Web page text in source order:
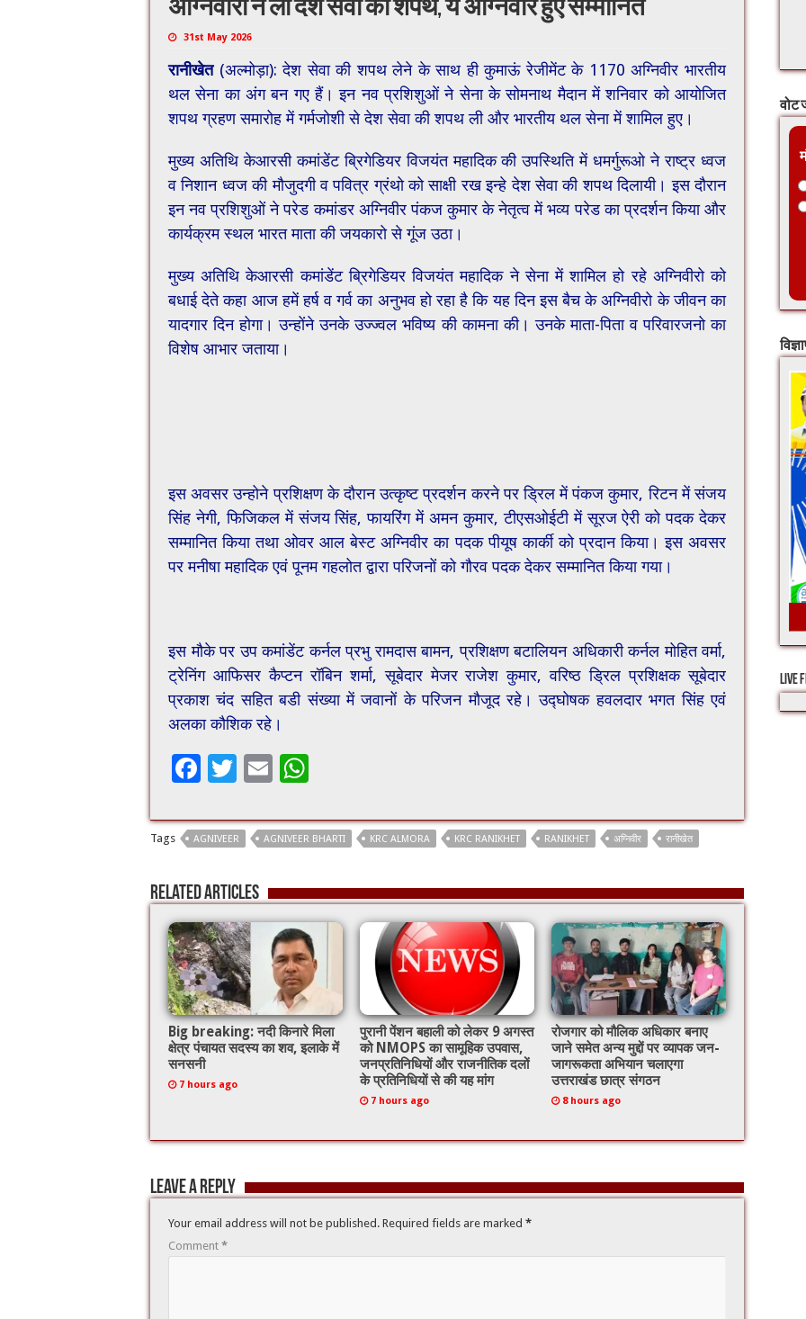
अग्निवीरों ने ली देश सेवा की शपथ, ये अग्निवीर हुए सम्मानित
31st May 2026
रानीखेत(अल्मोड़ा): देश सेवा की शपथ लेने के साथ ही कुमाऊं रेजीमेंट के 1170 अग्निवीर भारतीय
थल सेना का अंग बन गए हैं। इन नव प्रशिशुओं ने सेना के सोमनाथ मैदान में शनिवार को आयोजित
शपथ ग्रहण समारोह में गर्मजोशी से देश सेवा की शपथ ली और भारतीय थल सेना में शामिल हुए।
मुख्य अतिथि केआरसी कमांडेंट ब्रिगेडियर विजयंत महादिक की उपस्थिति में धमर्गुरूओ ने राष्ट्र ध्वज
व निशान ध्वज की मौजुदगी व पवित्र ग्रंथो को साक्षी रख इन्हे देश सेवा की शपथ दिलायी। इस दौरान
इन नव प्रशिशुओं ने परेड कमांडर अग्निवीर पंकज कुमार के नेतृत्व में भव्य परेड का प्रदर्शन किया और
कार्यक्रम स्थल भारत माता की जयकारो से गूंज उठा।
मुख्य अतिथि केआरसी कमांडेंट ब्रिगेडियर विजयंत महादिक ने सेना में शामिल हो रहे अग्निवीरो को
बधाई देते कहा आज हमें हर्ष व गर्व का अनुभव हो रहा है कि यह दिन इस बैच के अग्निवीरो के जीवन का
यादगार दिन होगा। उन्होंने उनके उज्ज्वल भविष्य की कामना की। उनके माता-पिता व परिवारजनो का
विशेष आभार जताया।
इस अवसर उन्होने प्रशिक्षण के दौरान उत्कृष्ट प्रदर्शन करने पर ड्रिल में पंकज कुमार, रिटन में संजय
सिंह नेगी, फिजिकल में संजय सिंह, फायरिंग में अमन कुमार, टीएसओईटी में सूरज ऐरी को पदक देकर
सम्मानित किया तथा ओवर आल बेस्ट अग्निवीर का पदक पीयूष कार्की को प्रदान किया। इस अवसर
पर मनीषा महादिक एवं पूनम गहलोत द्वारा परिजनों को गौरव पदक देकर सम्मानित किया गया।
इस मौके पर उप कमांडेंट कर्नल प्रभु रामदास बामन, प्रशिक्षण बटालियन अधिकारी कर्नल मोहित वर्मा,
ट्रेनिंग आफिसर कैप्टन रॉबिन शर्मा, सूबेदार मेजर राजेश कुमार, वरिष्ठ ड्रिल प्रशिक्षक सूबेदार
प्रकाश चंद सहित बडी संख्या में जवानों के परिजन मौजूद रहे। उद्घोषक हवलदार भगत सिंह एवं
अलका कौशिक रहे।
F
e
b
o
o
k
T
tt
er
E
ai
l
at
sA
p
p
Tags AGNIVEER AGNIVEER BHARTI KRC ALMORA KRC RANIKHET RANIKHET अग्निवीर रानीखेत
Related Articles
Big breaking: नदी किनारे मिला
क्षेत्र पंचायत सदस्य का शव, इलाके में
सनसनी
7 hours ago
पुरानी पेंशन बहाली को लेकर 9 अगस्त
को NMOPS का सामूहिक उपवास,
जनप्रतिनिधियों और राजनीतिक दलों
के प्रतिनिधियों से की यह मांग
7 hours ago
रोजगार को मौलिक अधिकार बनाए
जाने समेत अन्य मुद्दों पर व्यापक जन-
जागरूकता अभियान चलाएगा
उत्तराखंड छात्र संगठन
8 hours ago
Leave a Reply
Your email address will not be published. Required fields are marked *
Comment *
वोट
LIVE